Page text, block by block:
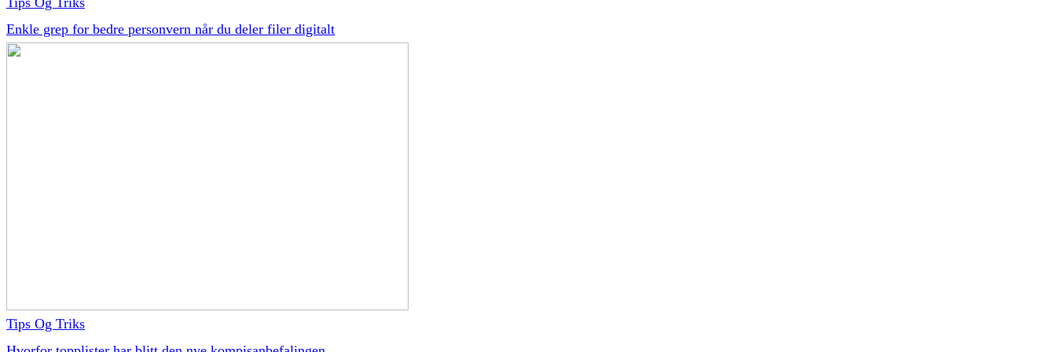
Enkle grep for bedre personvern når du deler filer digitalt
Tips Og Triks